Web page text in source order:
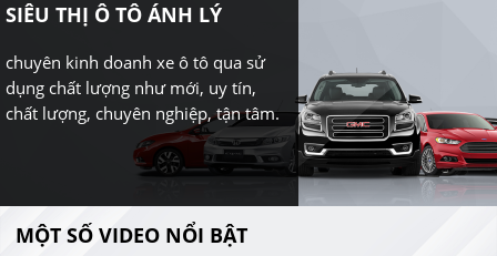
SIÊU THỊ Ô TÔ ÁNH LÝ
chuyên kinh doanh xe ô tô qua sử
dụng chất lượng như mới, uy tín,
chất lượng, chuyên nghiệp, tận tâm.
MỘT SỐ VIDEO NỔI BẬT